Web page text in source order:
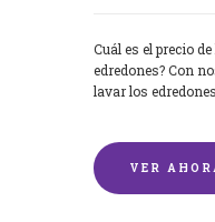
Cuál es el precio
edredones? Con
lavar los
VER